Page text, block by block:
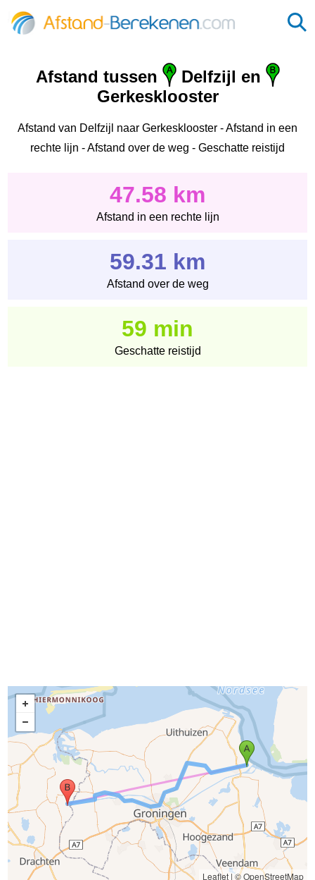
Afstand tussen
Delfzijl en
Gerkesklooster
Afstand van Delfzijl naar Gerkesklooster - Afstand in een
rechte lijn - Afstand over de weg - Geschatte reistijd
47.58 km
Afstand in een rechte lijn
59.31 km
Afstand over de weg
59 min
Geschatte reistijd
Leaflet|© OpenStreetMap